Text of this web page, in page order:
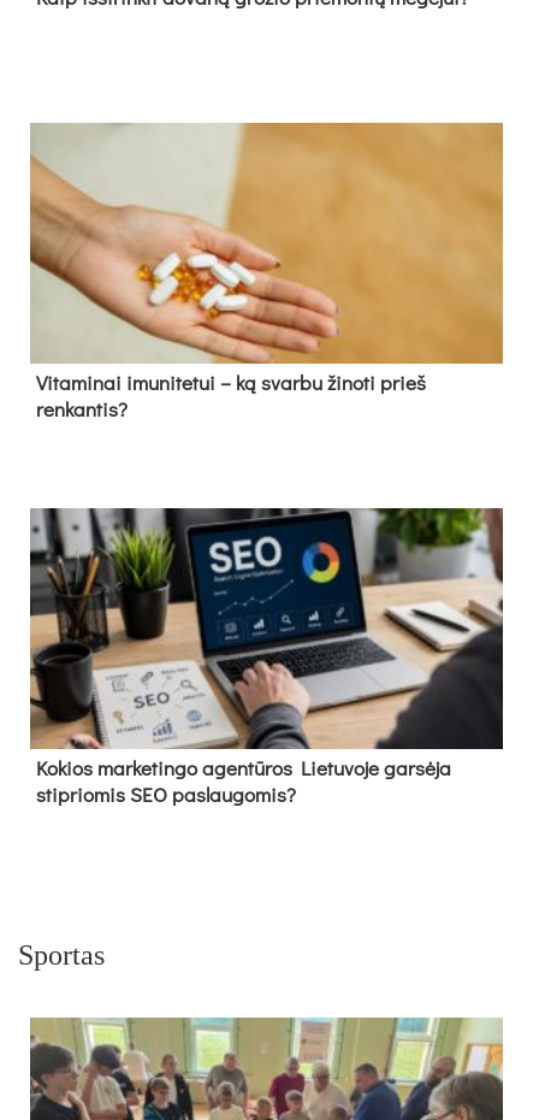
Vitaminai imunitetui – ką svarbu žinoti prieš
renkantis?
Kokios marketingo agentūros Lietuvoje garsėja
stipriomis SEO paslaugomis?
Sportas